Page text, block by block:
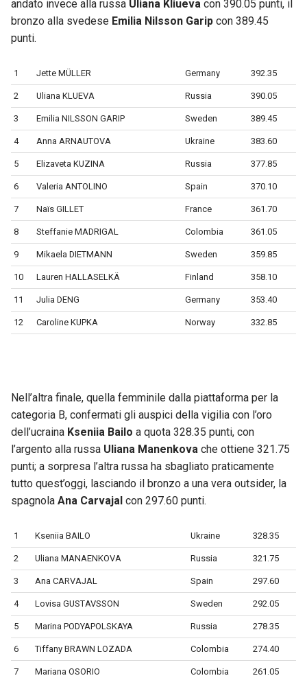
andato invece alla russa Uliana Kliueva con 390.05 punti, il
bronzo alla svedese Emilia Nilsson Garip con 389.45
punti.
1 Jette MÜLLER Germany 392.35
2 Uliana KLUEVA Russia 390.05
3 Emilia NILSSON GARIP Sweden 389.45
4 Anna ARNAUTOVA Ukraine 383.60
5 Elizaveta KUZINA Russia 377.85
6 Valeria ANTOLINO Spain 370.10
7 Naïs GILLET France 361.70
8 Steffanie MADRIGAL Colombia 361.05
9 Mikaela DIETMANN Sweden 359.85
10 Lauren HALLASELKÄ Finland 358.10
11 Julia DENG Germany 353.40
12 Caroline KUPKA Norway 332.85
Nell’altra finale, quella femminile dalla piattaforma per la
categoria B, confermati gli auspici della vigilia con l’oro
dell’ucraina Kseniia Bailo a quota 328.35 punti, con
l’argento alla russa Uliana Manenkova che ottiene 321.75
punti; a sorpresa l’altra russa ha sbagliato praticamente
tutto quest’oggi, lasciando il bronzo a una vera outsider, la
spagnola Ana Carvajal con 297.60 punti.
1 Kseniia BAILO Ukraine 328.35
2 Uliana MANAENKOVA Russia 321.75
3 Ana CARVAJAL Spain 297.60
4 Lovisa GUSTAVSSON Sweden 292.05
5 Marina PODYAPOLSKAYA Russia 278.35
6 Tiffany BRAWN LOZADA Colombia 274.40
7 Mariana OSORIO Colombia 261.05